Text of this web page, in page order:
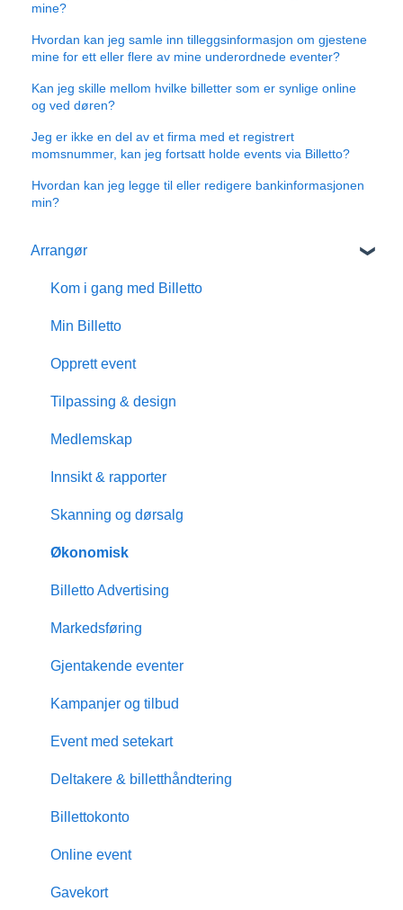
mine?
Hvordan kan jeg samle inn tilleggsinformasjon om gjestene
mine for ett eller flere av mine underordnede eventer?
Kan jeg skille mellom hvilke billetter som er synlige online
og ved døren?
Jeg er ikke en del av et firma med et registrert
momsnummer, kan jeg fortsatt holde events via Billetto?
Hvordan kan jeg legge til eller redigere bankinformasjonen
min?
Arrangør
Kom i gang med Billetto
Min Billetto
Opprett event
Tilpassing & design
Medlemskap
Innsikt & rapporter
Skanning og dørsalg
Økonomisk
Billetto Advertising
Markedsføring
Gjentakende eventer
Kampanjer og tilbud
Event med setekart
Deltakere & billetthåndtering
Billettokonto
Online event
Gavekort